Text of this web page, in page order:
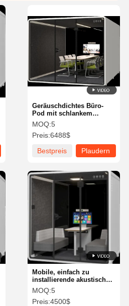
Geräuschdichtes Büro-
Pod mit schlankem
Design
MOQ:5
Preis:6488$
Bestpreis
Plaudern
Mobile, einfach zu
installierende akustische
Meeting-Kabinen und
schallisolierte Bürozellen
MOQ:5
Preis:4500$